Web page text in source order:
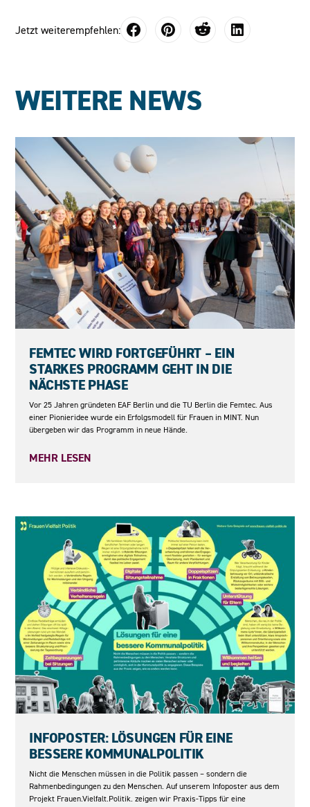
Jetzt weiterempfehlen:
WEITERE NEWS
FEMTEC WIRD FORTGEFÜHRT – EIN
STARKES PROGRAMM GEHT IN DIE
NÄCHSTE PHASE
Vor 25 Jahren gründeten EAF Berlin und die TU Berlin die Femtec. Aus
einer Pionieridee wurde ein Erfolgsmodell für Frauen in MINT. Nun
übergeben wir das Programm in neue Hände.
MEHR LESEN
INFOPOSTER: LÖSUNGEN FÜR EINE
BESSERE KOMMUNALPOLITIK
Nicht die Menschen müssen in die Politik passen – sondern die
Rahmenbedingungen zu den Menschen. Auf unserem Infoposter aus dem
Projekt Frauen.Vielfalt.Politik. zeigen wir Praxis-Tipps für eine